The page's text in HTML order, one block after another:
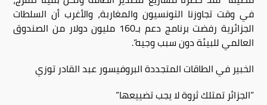
في وقت تجاوزنا التونسيون والمغاربة، والأغرب أن السلطات
الجزائرية رفضت برنامج دعم بـ160 مليون دولار من الصندوق
العالمي للبيئة دون سبب وجيه”.
الخبير في الطاقات المتجددة البروفيسور عبد القادر توزي
”الجزائر تمتلك ثروة لا يجب تضييعها”